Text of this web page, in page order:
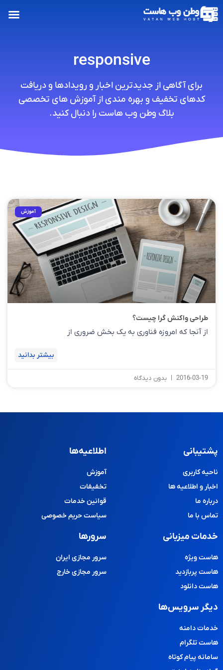
responsive
برای آگاهی از جدیدترین اخبار و رویدادها و دریافت
کدهای تخفیف و بهره مندی از آموزش های تخصصی
بلاگ وطن وب هاست را دنبال کنید.
آموزش
طراحی واکنش گرا چیست؟
از آنجا که امروزه فناوری به یک بخش ضروری از
بیشتر بدانید
2016-03-19 بدون دیدگاه
پشتیبانی
ناحیه کاربری
اخبار و اطلاعیه ها
درباره ما
تماس با ما
اطلاعیه‌ها
آموزش
تخفیفات
قوانین خدمات
سیاست حریم خصوصی
خدمات میزبانی
هاست ویژه
هاست پربازدید
هاست دانلود
سرورها
سرور مجازی ایران
سرور مجازی خارج
دیگر سرویس‌ها
خدمات دامنه
هاست تلگرام
سامانه پیام کوتاه